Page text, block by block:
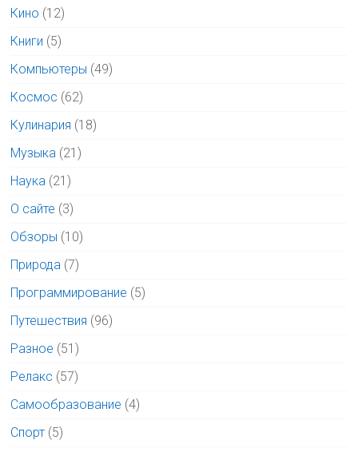
Кино (12)
Книги (5)
Компьютеры (49)
Космос (62)
Кулинария (18)
Музыка (21)
Наука (21)
О сайте (3)
Обзоры (10)
Природа (7)
Программирование (5)
Путешествия (96)
Разное (51)
Релакс (57)
Самообразование (4)
Спорт (5)